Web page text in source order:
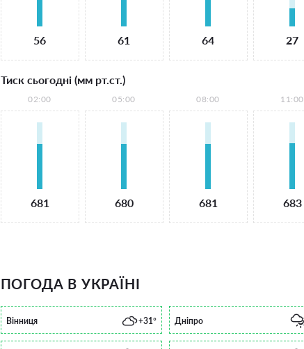
56 61 64 27
Тиск сьогодні (мм рт.ст.)
02:00
681
05:00
680
08:00
681
11:00
683
ПОГОДА В УКРАЇНІ
Вінниця +31° Дніпро